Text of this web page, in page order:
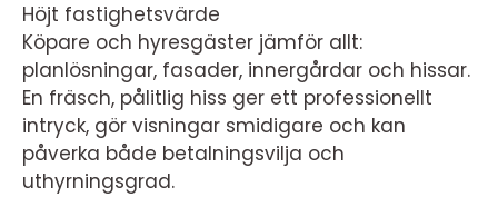
Höjt fastighetsvärde
Köpare och hyresgäster jämför allt:
planlösningar, fasader, innergårdar och hissar.
En fräsch, pålitlig hiss ger ett professionellt
intryck, gör visningar smidigare och kan
påverka både betalningsvilja och
uthyrningsgrad.